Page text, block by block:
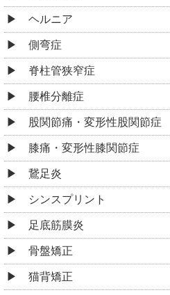
ヘルニア
側弯症
脊柱管狭窄症
腰椎分離症
股関節痛・変形性股関節症
膝痛・変形性膝関節症
鵞足炎
シンスプリント
足底筋膜炎
骨盤矯正
猫背矯正